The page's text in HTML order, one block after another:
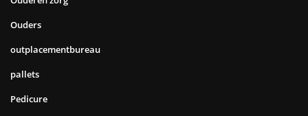
Ouders
outplacementbureau
pallets
Pedicure